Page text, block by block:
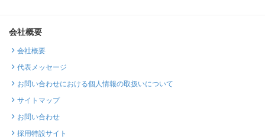
会社概要
会社概要
代表メッセージ
お問い合わせにおける個人情報の取扱いについて
サイトマップ
お問い合わせ
採用特設サイト